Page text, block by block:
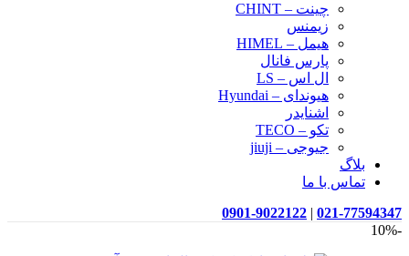
چینت – CHINT
زیمنس
هیمل – HIMEL
پارس فانال
ال اس – LS
هیوندای – Hyundai
اشنایدر
تکو – TECO
جیوجی – jiuji
بلاگ
تماس با ما
021-77594347
|
0901-9022122
-10%